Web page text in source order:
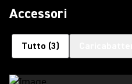
Accessori
Tutto (3)